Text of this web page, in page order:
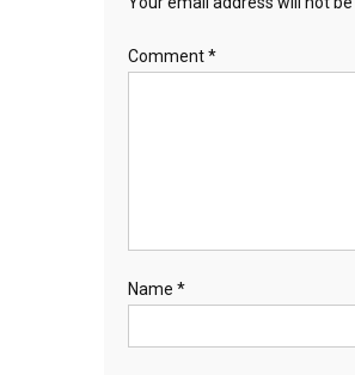
Comment*
Name *